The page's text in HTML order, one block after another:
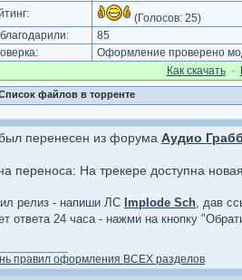
(Голосов: 25)
85
Оформление проверено
Как cкачать·
файлов в торренте
перенесен из форума Аудио
переноса: На трекере доступна
релиз - напиши ЛС Implode Sch, дав
ответа 24 часа - нажми на кнопку
правил оформления ВСЕХ разделов